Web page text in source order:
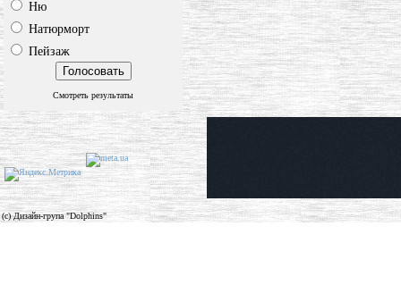
Ню
Натюрморт
Пейзаж
Смотреть результаты
(c) Дизайн-група "Dolphins"